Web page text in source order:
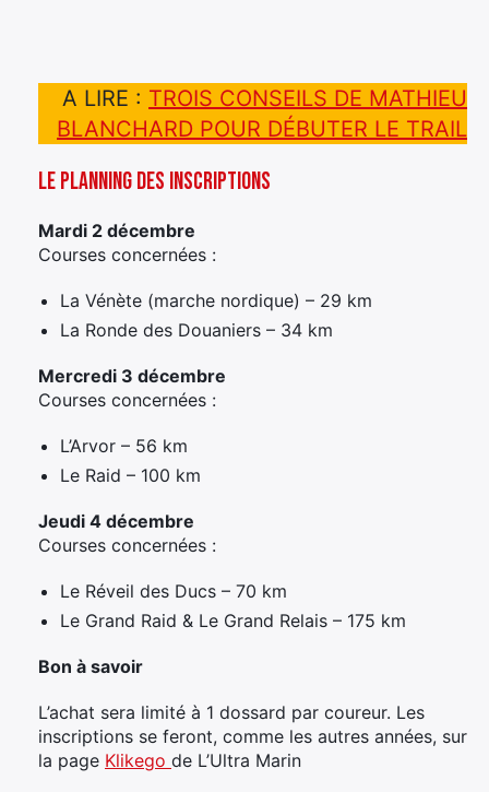
A LIRE : TROIS CONSEILS DE MATHIEU
BLANCHARD POUR DÉBUTER LE TRAIL
Le planning des inscriptions
Mardi 2 décembre
Courses concernées :
La Vénète (marche nordique) – 29 km
La Ronde des Douaniers – 34 km
Mercredi 3 décembre
Courses concernées :
L’Arvor – 56 km
Le Raid – 100 km
Jeudi 4 décembre
Courses concernées :
Le Réveil des Ducs – 70 km
Le Grand Raid & Le Grand Relais – 175 km
Bon à savoir
L’achat sera limité à 1 dossard par coureur. Les
inscriptions se feront, comme les autres années, sur
la page Klikego de L’Ultra Marin
×